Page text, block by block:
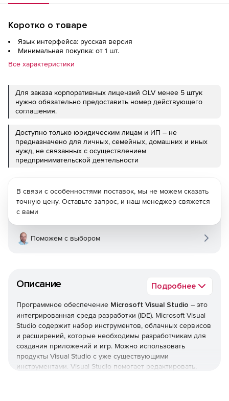
Коротко о товаре
Язык интерфейса: русская версия
Минимальная покупка: от 1 шт.
Все характеристики
Для заказа корпоративных лицензий OLV менее 5 штук
нужно обязательно предоставить номер действующего
соглашения.
Доступно только юридическим лицам и ИП – не
предназначено для личных, семейных, домашних и иных
нужд, не связанных с осуществлением
предпринимательской деятельности
Описание Подробнее
Программное обеспечение Microsoft Visual Studio – это
интегрированная среда разработки (IDE). Microsoft Visual
Studio содержит набор инструментов, облачных сервисов
и расширений, которые необходимы разработчикам для
создания приложений и игр. Можно использовать
продукты Visual Studio с уже существующими
инструментами. Visual Studio помогает редактировать,
В связи с особенностями поставок, мы не можем сказать
точную цену. Оставьте запрос, и наш менеджер свяжется
с вами
Поможем с выбором